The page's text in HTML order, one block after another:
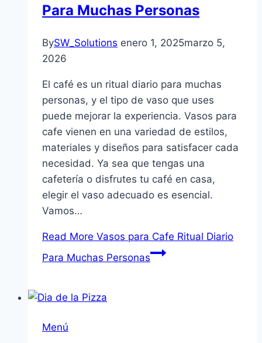
Para Muchas Personas
BySW_Solutions enero 1, 2025marzo 5,
2026
El café es un ritual diario para muchas
personas, y el tipo de vaso que uses
puede mejorar la experiencia. Vasos para
cafe vienen en una variedad de estilos,
materiales y diseños para satisfacer cada
necesidad. Ya sea que tengas una
cafetería o disfrutes tu café en casa,
elegir el vaso adecuado es esencial.
Vamos…
Read More Vasos para Cafe Ritual Diario
Para Muchas Personas
Menú